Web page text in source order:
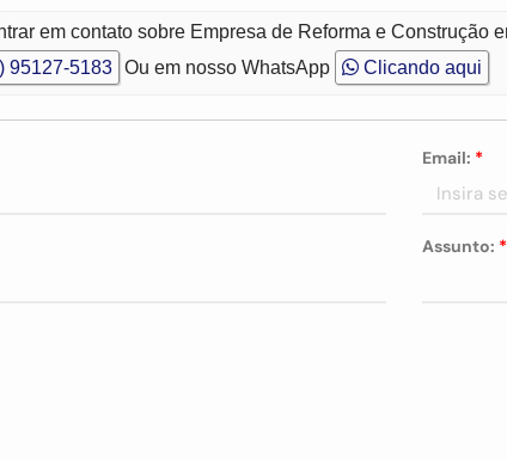
em contato sobre Empresa de Reforma e Construção
95127-5183 Ou em nosso WhatsApp Clicando aqui
Email: *
Assunto: *